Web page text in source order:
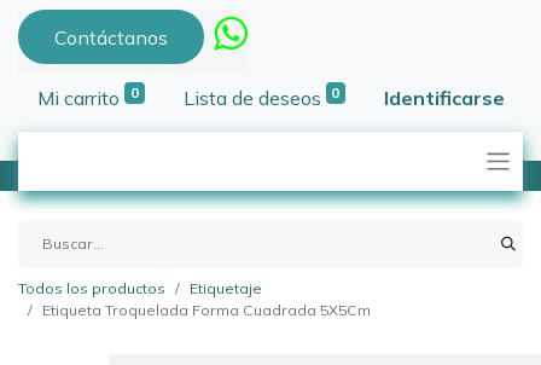
Contáctanos
Mi carrito 0 Lista de deseos 0 Identificarse
Todos los productos
Etiquetaje
Etiqueta Troquelada Forma Cuadrada 5X5Cm